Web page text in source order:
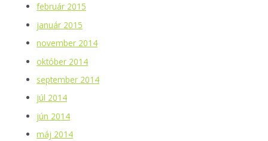
február 2015
január 2015
november 2014
október 2014
september 2014
júl 2014
jún 2014
máj 2014